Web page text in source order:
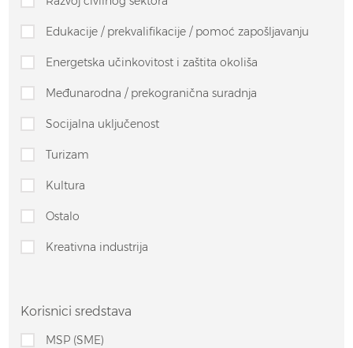
Edukacije / prekvalifikacije / pomoć zapošljavanju
Energetska učinkovitost i zaštita okoliša
Međunarodna / prekogranična suradnja
Socijalna uključenost
Turizam
Kultura
Ostalo
Kreativna industrija
Korisnici sredstava
MSP (SME)